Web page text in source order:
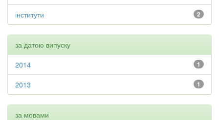
2
інститути
за датою випуску
1
2014
1
2013
за мовами